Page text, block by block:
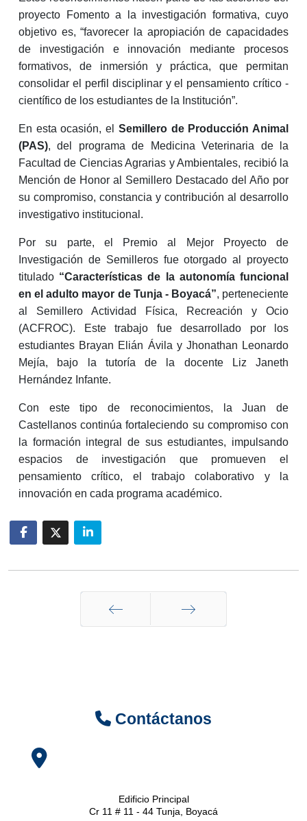
proyecto Fomento a la investigación formativa, cuyo
objetivo es, “favorecer la apropiación de capacidades
de investigación e innovación mediante procesos
formativos, de inmersión y práctica, que permitan
consolidar el perfil disciplinar y el pensamiento crítico -
científico de los estudiantes de la Institución”.
En esta ocasión, el Semillero de Producción Animal
(PAS), del programa de Medicina Veterinaria de la
Facultad de Ciencias Agrarias y Ambientales, recibió la
Mención de Honor al Semillero Destacado del Año por
su compromiso, constancia y contribución al desarrollo
investigativo institucional.
Por su parte, el Premio al Mejor Proyecto de
Investigación de Semilleros fue otorgado al proyecto
titulado “Características de la autonomía funcional
en el adulto mayor de Tunja - Boyacá”, perteneciente
al Semillero Actividad Física, Recreación y Ocio
(ACFROC). Este trabajo fue desarrollado por los
estudiantes Brayan Elián Ávila y Jhonathan Leonardo
Mejía, bajo la tutoría de la docente Liz Janeth
Hernández Infante.
Con este tipo de reconocimientos, la Juan de
Castellanos continúa fortaleciendo su compromiso con
la formación integral de sus estudiantes, impulsando
espacios de investigación que promueven el
pensamiento crítico, el trabajo colaborativo y la
innovación en cada programa académico.
Contáctanos
Edificio Principal
Cr 11 # 11 - 44 Tunja, Boyacá